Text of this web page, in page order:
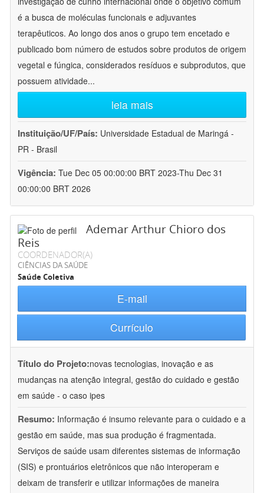
é a busca de moléculas funcionais e adjuvantes
terapêuticos. Ao longo dos anos o grupo tem encetado e
publicado bom número de estudos sobre produtos de origem
vegetal e fúngica, considerados resíduos e subprodutos, que
possuem atividade...
leia mais
Instituição/UF/País: Universidade Estadual de Maringá -
PR - Brasil
Vigência: Tue Dec 05 00:00:00 BRT 2023-Thu Dec 31
00:00:00 BRT 2026
Ademar Arthur Chioro dos
Reis
COORDENADOR(A)
CIÊNCIAS DA SAÚDE
Saúde Coletiva
E-mail
Currículo
Título do Projeto:novas tecnologias, inovação e as
mudanças na atenção integral, gestão do cuidado e gestão
em saúde - o caso ipes
Resumo: Informação é insumo relevante para o cuidado e a
gestão em saúde, mas sua produção é fragmentada.
Serviços de saúde usam diferentes sistemas de informação
(SIS) e prontuários eletrônicos que não interoperam e
deixam de transferir e utilizar informações de maneira